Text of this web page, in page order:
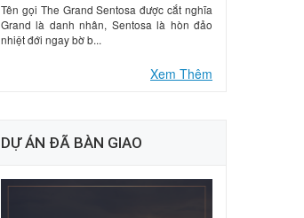
Tên gọi The Grand Sentosa được cắt nghĩa
Grand là danh nhân, Sentosa là hòn đảo
nhiệt đới ngay bờ b...
Xem Thêm
DỰ ÁN ĐÃ BÀN GIAO